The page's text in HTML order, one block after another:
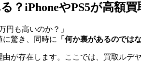
？iPhoneやPS5が高額
円も高いのか？」
驚き、同時に 「何か裏があるのでは
が存在します。ここでは、買取ル